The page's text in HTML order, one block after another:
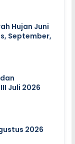
Hujan Juni
September,
Juli 2026
2026